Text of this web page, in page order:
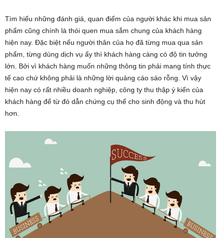
Tìm hiểu những đánh giá, quan điểm của người khác khi mua sản
phẩm cũng chính là thói quen mua sắm chung của khách hàng
hiện nay. Đặc biệt nếu người thân của họ đã từng mua qua sản
phẩm, từng dùng dịch vụ ấy thì khách hàng càng có độ tin tưởng
lớn. Bởi vì khách hàng muốn những thông tin phải mang tính thực
tế cao chứ không phải là những lời quảng cáo sáo rỗng. Vì vậy
hiện nay có rất nhiều doanh nghiệp, công ty thu thập ý kiến của
khách hàng để từ đó dẫn chứng cụ thể cho sinh động và thu hút
hơn.